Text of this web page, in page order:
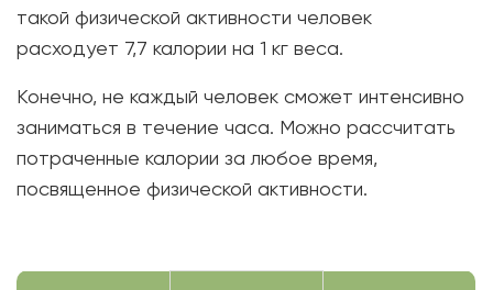
такой физической активности человек
расходует 7,7 калории на 1 кг веса.
Конечно, не каждый человек сможет интенсивно
заниматься в течение часа. Можно рассчитать
потраченные калории за любое время,
посвященное физической активности.